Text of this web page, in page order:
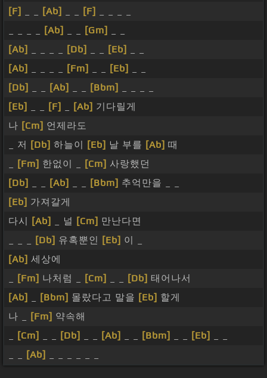
[F] [Ab] [F]
[Ab] [Gm]
[Ab]
[Db] [Eb]
[Ab]
[Fm] [Eb]
[Db]
[Ab] [Bbm]
[Eb]
[F] [Ab] 기다릴게
나 [Cm] 언제라도
_ 저
[Db] 하늘이 [Eb] 날 부를 [Ab] 때
[Fm] 한없이 _ [Cm] 사랑했던
[Db]
[Ab] [Bbm] 추억만을 _ _
[Eb] 가져갈게
다시
[Ab] _ 널 [Cm] 만난다면
[Db] 유혹뿐인 [Eb] 이 _
[Ab] 세상에
[Fm] 나처럼 _ [Cm] [Db] 태어나서
[Ab]
[Bbm] 몰랐다고 말을 [Eb] 할게
나 _
[Fm] 약속해
[Cm] [Db] [Ab] [Bbm] [Eb]
[Ab]